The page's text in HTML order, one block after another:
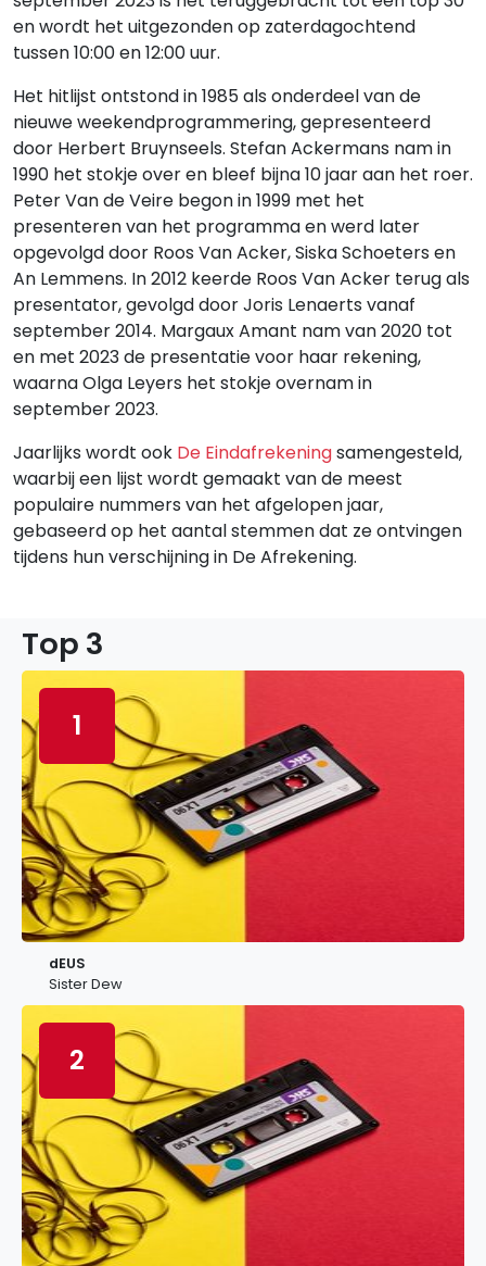
en wordt het uitgezonden op zaterdagochtend
tussen 10:00 en 12:00 uur.
Het hitlijst ontstond in 1985 als onderdeel van de
nieuwe weekendprogrammering, gepresenteerd
door Herbert Bruynseels. Stefan Ackermans nam in
1990 het stokje over en bleef bijna 10 jaar aan het roer.
Peter Van de Veire begon in 1999 met het
presenteren van het programma en werd later
opgevolgd door Roos Van Acker, Siska Schoeters en
An Lemmens. In 2012 keerde Roos Van Acker terug als
presentator, gevolgd door Joris Lenaerts vanaf
september 2014. Margaux Amant nam van 2020 tot
en met 2023 de presentatie voor haar rekening,
waarna Olga Leyers het stokje overnam in
september 2023.
Jaarlijks wordt ook De Eindafrekeningsamengesteld,
waarbij een lijst wordt gemaakt van de meest
populaire nummers van het afgelopen jaar,
gebaseerd op het aantal stemmen dat ze ontvingen
tijdens hun verschijning in De Afrekening.
Top 3
1
dEUS
Sister Dew
2